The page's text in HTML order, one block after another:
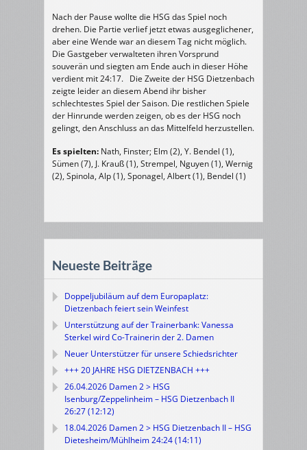
Nach der Pause wollte die HSG das Spiel noch
drehen. Die Partie verlief jetzt etwas ausgeglichener,
aber eine Wende war an diesem Tag nicht möglich.
Die Gastgeber verwalteten ihren Vorsprund
souverän und siegten am Ende auch in dieser Höhe
verdient mit 24:17. Die Zweite der HSG Dietzenbach
zeigte leider an diesem Abend ihr bisher
schlechtestes Spiel der Saison. Die restlichen Spiele
der Hinrunde werden zeigen, ob es der HSG noch
gelingt, den Anschluss an das Mittelfeld herzustellen.
Es spielten: Nath, Finster; Elm (2), Y. Bendel (1),
Sümen (7), J. Krauß (1), Strempel, Nguyen (1), Wernig
(2), Spinola, Alp (1), Sponagel, Albert (1), Bendel (1)
Neueste Beiträge
Doppeljubiläum auf dem Europaplatz:
Dietzenbach feiert sein Weinfest
Unterstützung auf der Trainerbank: Vanessa
Sterkel wird Co-Trainerin der 2. Damen
Neuer Unterstützer für unsere Schiedsrichter
+++ 20 JAHRE HSG DIETZENBACH +++
26.04.2026 Damen 2 > HSG
Isenburg/Zeppelinheim – HSG Dietzenbach II
26:27 (12:12)
18.04.2026 Damen 2 > HSG Dietzenbach II – HSG
Dietesheim/Mühlheim 24:24 (14:11)